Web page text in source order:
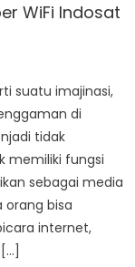
WiFi Indosat
suatu imajinasi,
di
tidak
memiliki fungsi
sebagai media
bisa
internet,